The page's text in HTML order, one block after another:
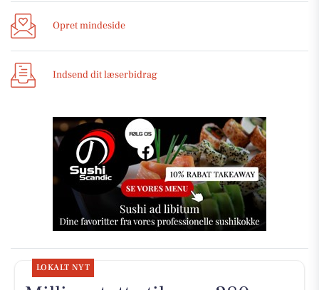
Opret mindeside
Indsend dit læserbidrag
LOKALT NYT